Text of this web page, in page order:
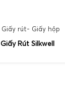
Giấy rút- Giấy hộp
Giấy Rút Silkwell